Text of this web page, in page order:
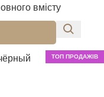
вмісту
ТОП ПРОДАЖІВ